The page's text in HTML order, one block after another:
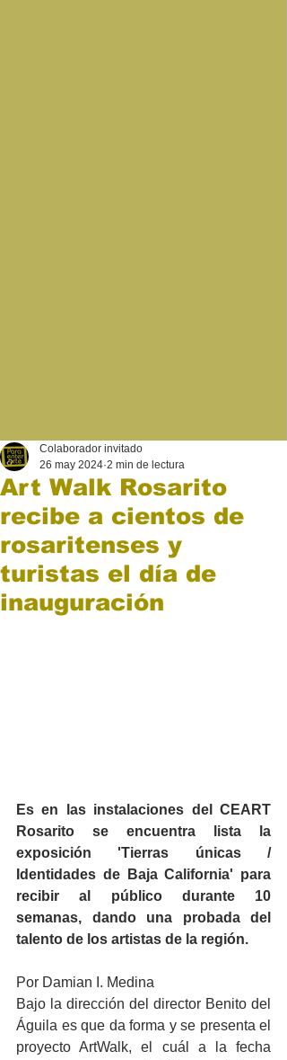
Art Walk Rosarito
recibe a cientos de
rosaritenses y
turistas el día de
inauguración
Colaborador invitado
26 may 2024 2 min de lectura
Es en las instalaciones del CEART
Rosarito se encuentra lista la
exposición 'Tierras únicas /
Identidades de Baja California' para
recibir al público durante 10
semanas, dando una probada del
talento de los artistas de la región.
Por Damian I. Medina
Bajo la dirección del director Benito del
Águila es que da forma y se presenta el
proyecto ArtWalk, el cuál a la fecha